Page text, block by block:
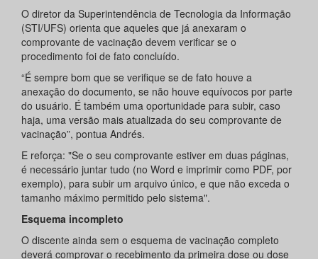
O diretor da Superintendência de Tecnologia da Informação
(STI/UFS) orienta que aqueles que já anexaram o
comprovante de vacinação devem verificar se o
procedimento foi de fato concluído.
“É sempre bom que se verifique se de fato houve a
anexação do documento, se não houve equívocos por parte
do usuário. É também uma oportunidade para subir, caso
haja, uma versão mais atualizada do seu comprovante de
vacinação”, pontua Andrés.
E reforça: "Se o seu comprovante estiver em duas páginas,
é necessário juntar tudo (no Word e imprimir como PDF, por
exemplo), para subir um arquivo único, e que não exceda o
tamanho máximo permitido pelo sistema".
Esquema incompleto
O discente ainda sem o esquema de vacinação completo
deverá comprovar o recebimento da primeira dose ou dose